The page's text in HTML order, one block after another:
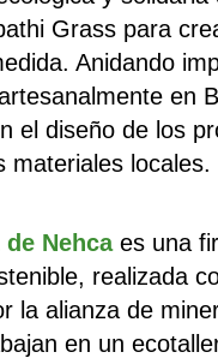
Grass para
Anidando
en
el diseño de los
materiales locales.
de Nehcaes una
realizada
la alianza de
en un